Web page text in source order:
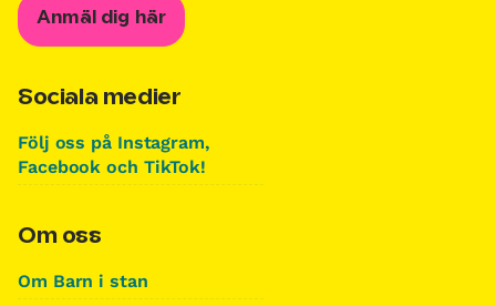
Anmäl dig här
Sociala medier
Följ oss på Instagram,
Facebook och TikTok!
Om oss
Om Barn i stan